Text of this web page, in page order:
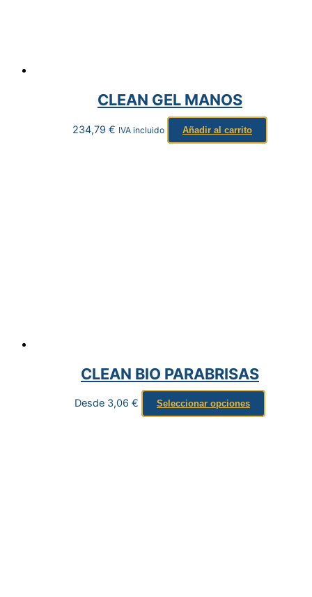
CLEAN GEL MANOS
234,79 € IVA incluido Añadir al carrito
CLEAN BIO PARABRISAS
Desde 3,06 € Seleccionar opciones